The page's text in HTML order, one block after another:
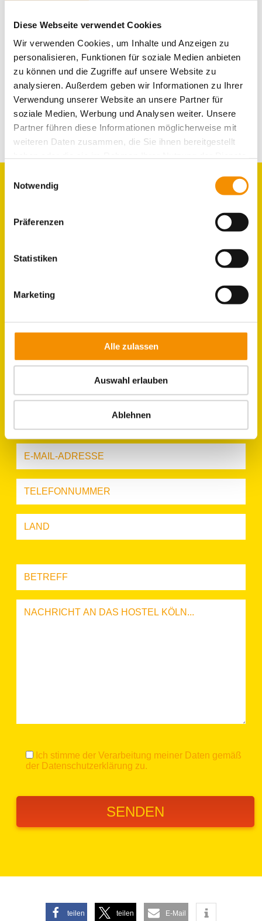
Diese Webseite verwendet Cookies
Wir verwenden Cookies, um Inhalte und Anzeigen zu
personalisieren, Funktionen für soziale Medien anbieten
zu können und die Zugriffe auf unsere Website zu
analysieren. Außerdem geben wir Informationen zu Ihrer
Verwendung unserer Website an unsere Partner für
soziale Medien, Werbung und Analysen weiter. Unsere
Partner führen diese Informationen möglicherweise mit
weiteren Daten zusammen, die Sie ihnen bereitgestellt
Notwendig
Präferenzen
Statistiken
Marketing
Alle zulassen
Auswahl erlauben
Ablehnen
GAMESCOM IN KÖLN
teilen teilen
ZIMMER
GRUPPEN
LAGE & UMGEBUNG
JOBS IM HOSTEL
KÖLN
Ich stimme der Verarbeitung meiner Daten gemäß
der Datenschutzerklärung zu.
teilen teilen E-Mail